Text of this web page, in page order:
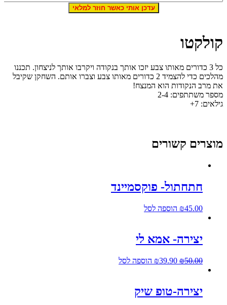
קולקטו
כל 3 כדורים מאותו צבע יזכו אותך בנקודה ויקרבו אותך לניצחון. תכננו
מהלכים כדי להצמיד 2 כדורים מאותו צבע וצברו אותם. השחקן שקיבל
את מרב הנקודות הוא המנצח!
מספר משתתפים: 2-4
גילאים: 7+
מוצרים קשורים
חתחתול- פוקסמיינד
₪45.00 הוספה לסל
יצירה- אמא לי
₪50.00
₪39.90 הוספה לסל
יצירה-טופ שיק